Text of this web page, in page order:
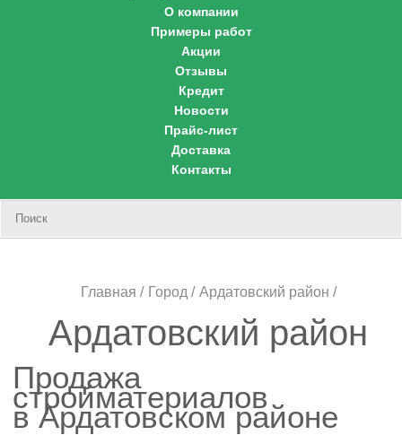
О компании
Примеры работ
Акции
Отзывы
Кредит
Новости
Прайс-лист
Доставка
Контакты
Главная Город Ардатовский район
Ардатовский район
Продажа
стройматериалов
в Ардатовском районе